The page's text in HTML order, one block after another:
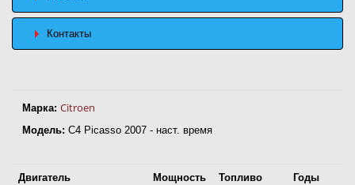
Контакты
Марка: Citroen
Модель: C4 Picasso 2007 - наст. время
Двигатель Мощность Топливо
Годы